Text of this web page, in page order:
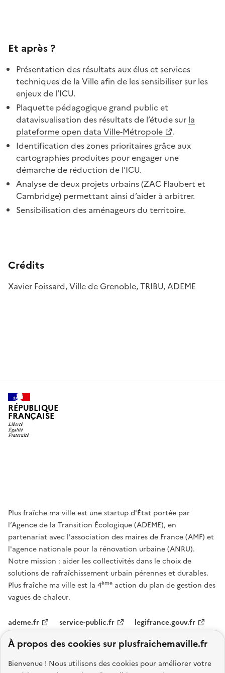
À propos des cookies sur plusfraichemaville.fr
Bienvenue ! Nous utilisons des cookies pour améliorer votre
Et après ?
Présentation des résultats aux élus et services
techniques de la Ville afin de les sensibiliser sur les
enjeux de l’ICU.
Plaquette pédagogique grand public et
datavisualisation des résultats de l’étude sur la
plateforme open data Ville-Métropole
.
Identification des zones prioritairesgrâce aux
cartographies produites pour engager une
démarche de réduction de l’ICU.
Analyse de deux projets urbains (ZAC Flaubert et
Cambridge) permettant ainsi d’aider à arbitrer.
Sensibilisation des aménageurs du territoire.
Crédits
Xavier Foissard, Ville de Grenoble, TRIBU, ADEME
RÉPUBLIQUE
FRANÇAISE
Plus fraîche ma ville est une startup d'État portée par
l’Agence de la Transition Écologique (ADEME), en
partenariat avec l'association des maires de France (AMF) et
l'agence nationale pour la rénovation urbaine (ANRU).
Notre mission : aider les collectivités dans le choix de
solutions de rafraîchissement urbain pérennes et durables.
Plus fraîche ma ville est la 4ème action du plan de gestion des
vagues de chaleur.
ademe.fr service-public.fr
legifrance.gouv.fr
data.gouv.fr